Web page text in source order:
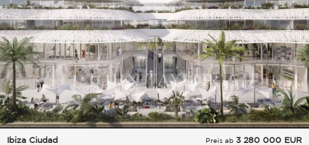
Ibiza Ciudad
Preis ab 3 280 000 EUR